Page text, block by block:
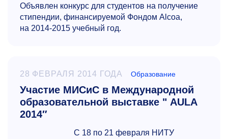
Объявлен конкурс для студентов на получение
стипендии, финансируемой Фондом Alcoa,
на 2014-2015 учебный год.
28 ФЕВРАЛЯ 2014 ГОДА Образование
Участие МИСиС в Международной
образовательной выставке " AULA
2014″
С 18 по 21 февраля НИТУ